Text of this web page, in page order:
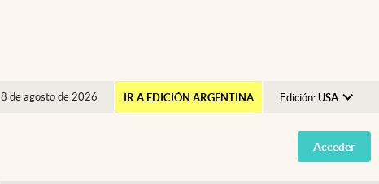
8 de agosto de 2026 IR A EDICIÓN ARGENTINA Edición: USA
Argentina
España
Acceder